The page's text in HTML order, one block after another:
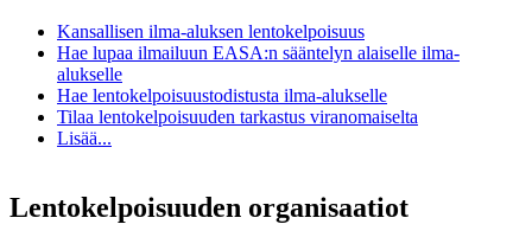
Kansallisen ilma-aluksen lentokelpoisuus
Hae lupaa ilmailuun EASA:n sääntelyn alaiselle ilma-
alukselle
Hae lentokelpoisuustodistusta ilma-alukselle
Tilaa lentokelpoisuuden tarkastus viranomaiselta
Lisää...
Lentokelpoisuuden organisaatiot